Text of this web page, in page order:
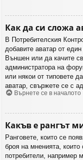
Как да си сложа
В Потребителския
добавите аватар от
Външен или да качите
администратора на
или някои от типовете
аватар, свържете се с
Върнете се в началото
Какъв е рангът
Ранговете, които се
броя на мненията,
потребители, например